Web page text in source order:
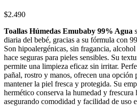
$2.490
Toallas Húmedas Emubaby 99% Agua
diaria del bebé, gracias a su fórmula con
Son hipoalergénicas, sin fragancia,
hace seguras para pieles sensibles. Su
permite una limpieza eficaz sin irritar.
pañal, rostro y manos, ofrecen una opción
mantener la piel fresca y protegida. Su
hermético conserva la humedad y frescura
asegurando comodidad y facilidad de uso